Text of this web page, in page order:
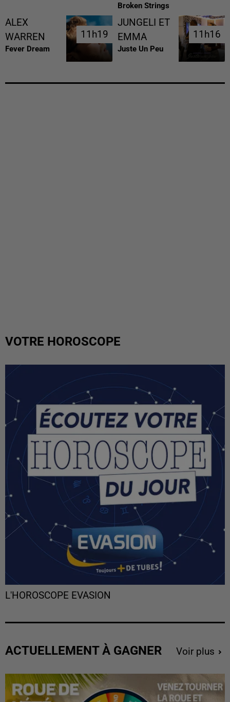
Broken Strings
ALEX
WARREN
Fever Dream
11h19
11h19
JUNGELI ET
EMMA
Juste Un Peu
11h16
11h16
VOTRE HOROSCOPE
L'HOROSCOPE EVASION
ACTUELLEMENT À GAGNER Voir plus